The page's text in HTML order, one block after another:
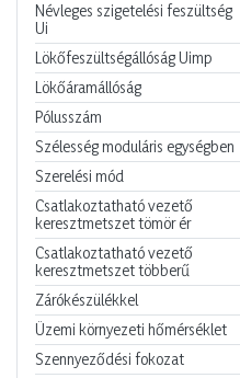
Névleges szigetelési feszültség
Ui
Lökőfeszültségállóság Uimp
Lökőáramállóság
Pólusszám
Szélesség moduláris egységben
Szerelési mód
Csatlakoztatható vezető
keresztmetszet tömör ér
Csatlakoztatható vezető
keresztmetszet többerű
Zárókészülékkel
Üzemi környezeti hőmérséklet
Szennyeződési fokozat